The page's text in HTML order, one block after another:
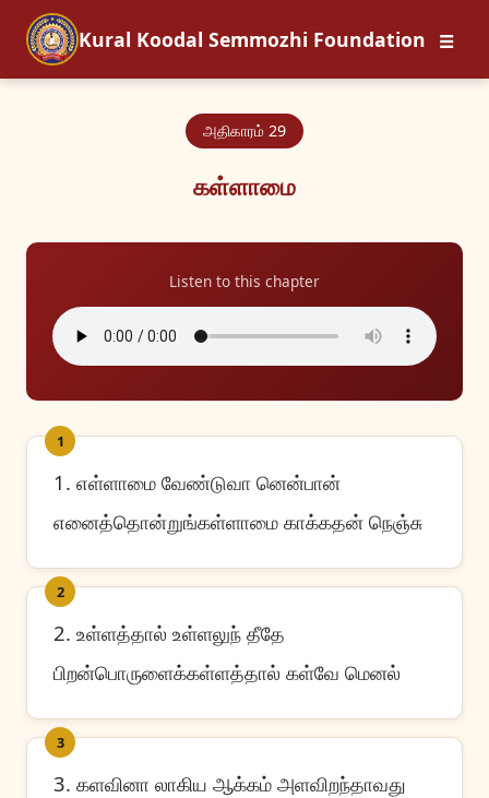
Kural Koodal Semmozhi Foundation ☰
அதிகாரம் 29
கள்ளாமை
Listen to this chapter
1
1. எள்ளாமை வேண்டுவா னென்பான்
எனைத்தொன்றுங்கள்ளாமை காக்கதன் நெஞ்சு
2
2. உள்ளத்தால் உள்ளலுந் தீதே
பிறன்பொருளைக்கள்ளத்தால் கள்வே மெனல்
3
3. களவினா லாகிய ஆக்கம் அளவிறந்தாவது